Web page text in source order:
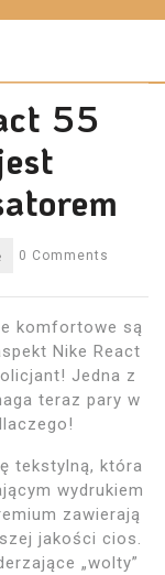
55
0 Comments
komfortowe są
Nike React
Jedna z
teraz pary w
tekstylną, która
wydrukiem
zawierają
jakości cios.
„wolty”